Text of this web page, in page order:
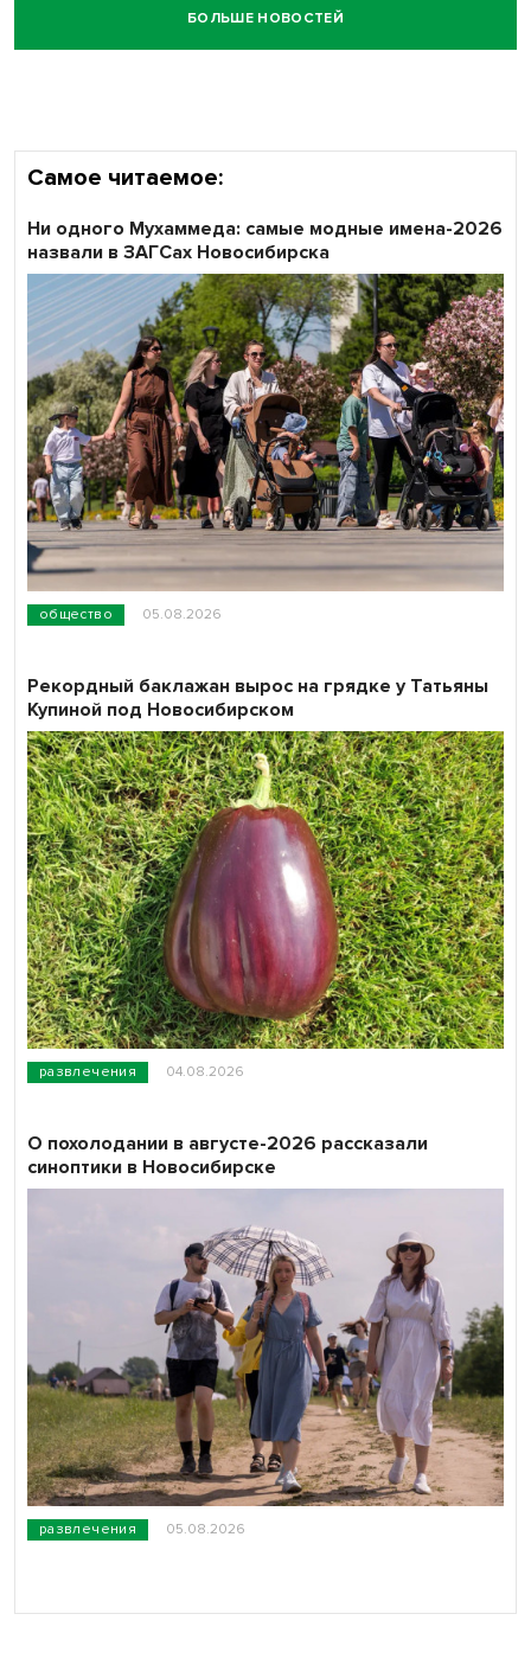
Честный выбор: видеонаблюдение обеспечит
объективность результатов ЕДГ в Новосибирской
БОЛЬШЕ НОВОСТЕЙ
Самое читаемое:
общество 05.08.2026
Ни одного Мухаммеда: самые модные имена-2026
назвали в ЗАГСах Новосибирска
развлечения 04.08.2026
Рекордный баклажан вырос на грядке у Татьяны
Купиной под Новосибирском
развлечения 05.08.2026
О похолодании в августе-2026 рассказали
синоптики в Новосибирске